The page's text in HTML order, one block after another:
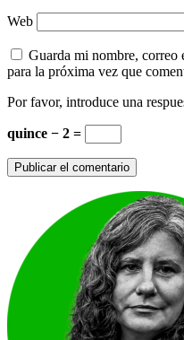
Web
Guarda mi nombre, correo
para la próxima vez que
Por favor, introduce una
quince − 2 =